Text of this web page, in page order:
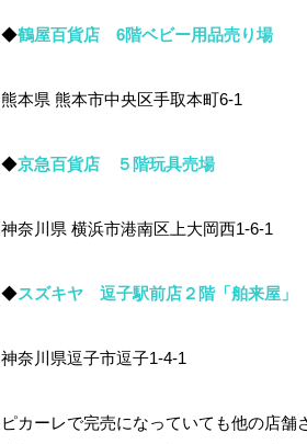
◆鶴屋百貨店 6階ベビー用品売り場
熊本県 熊本市中央区手取本町6-1
◆京急百貨店 ５階玩具売場
神奈川県 横浜市港南区上大岡西1-6-1
◆スズキヤ 逗子駅前店２階「舶来屋」
神奈川県逗子市逗子1-4-1
ピカーレで完売になっていても他の店舗